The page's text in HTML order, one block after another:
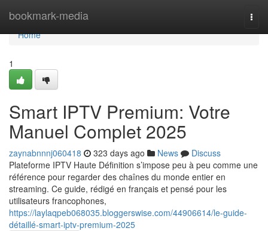
bookmark-media
Home
Home
1
Smart IPTV Premium: Votre
Manuel Complet 2025
zaynabnnnj060418 323 days ago News
Discuss
Plateforme IPTV Haute Définition s’impose peu à peu comme une
référence pour regarder des chaînes du monde entier en
streaming. Ce guide, rédigé en français et pensé pour les
utilisateurs francophones,
https://laylaqpeb068035.bloggerswise.com/44906614/le-guide-
détaillé-smart-iptv-premium-2025